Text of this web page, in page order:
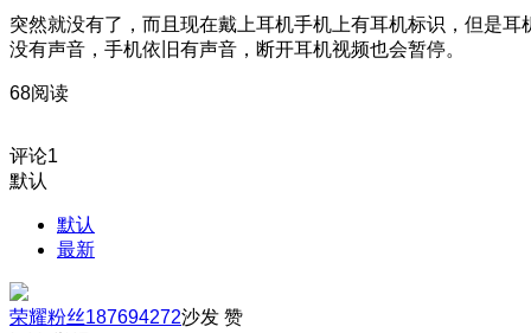
突然就没有了，而且现在戴上耳机手机上有耳机标识，但是耳
没有声音，手机依旧有声音，断开耳机视频也会暂停。
68阅读
评论1
默认
默认
最新
荣耀粉丝187694272沙发 赞